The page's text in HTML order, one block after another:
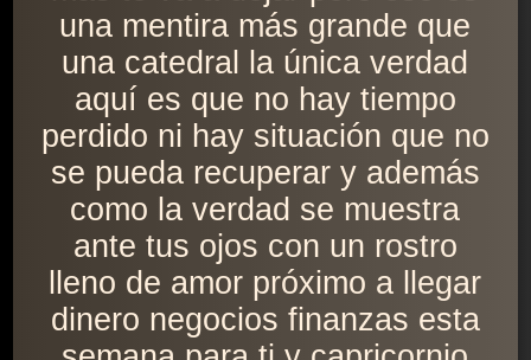
una mentira más grande que
una catedral la única verdad
aquí es que no hay tiempo
perdido ni hay situación que no
se pueda recuperar y además
como la verdad se muestra
ante tus ojos con un rostro
lleno de amor próximo a llegar
dinero negocios finanzas esta